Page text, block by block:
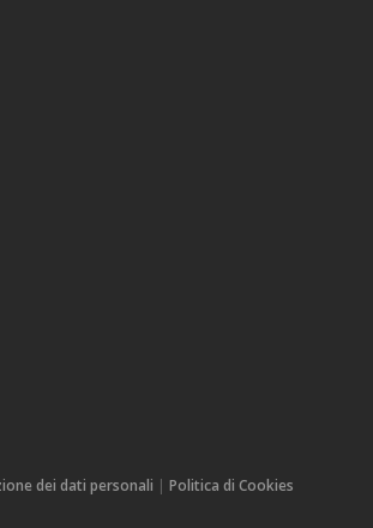
dei dati personali | Politica di Cookies